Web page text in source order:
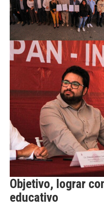
Objetivo, lograr
educativo